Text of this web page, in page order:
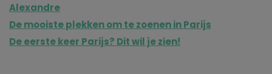
Alexandre
De mooiste plekken om te zoenen in Parijs
De eerste keer Parijs? Dit wil je zien!